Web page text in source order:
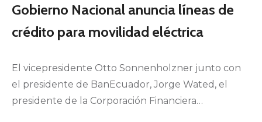
Gobierno Nacional anuncia líneas de
crédito para movilidad eléctrica
El vicepresidente Otto Sonnenholzner junto con
el presidente de BanEcuador, Jorge Wated, el
presidente de la Corporación Financiera…